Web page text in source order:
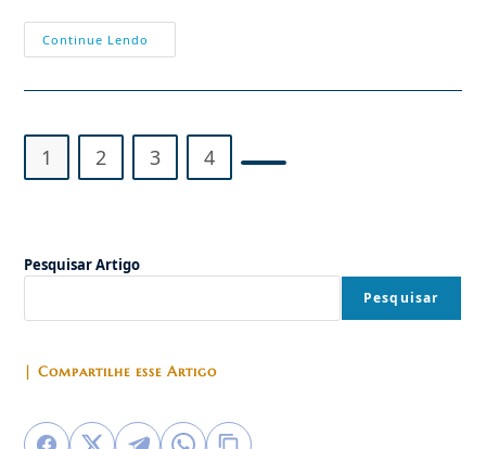
Continue Lendo
–
1 2 3 4
Pesquisar Artigo
Pesquisar
| Compartilhe esse Artigo